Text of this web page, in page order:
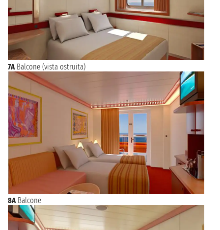
7A Balcone (vista ostruita)
8A Balcone